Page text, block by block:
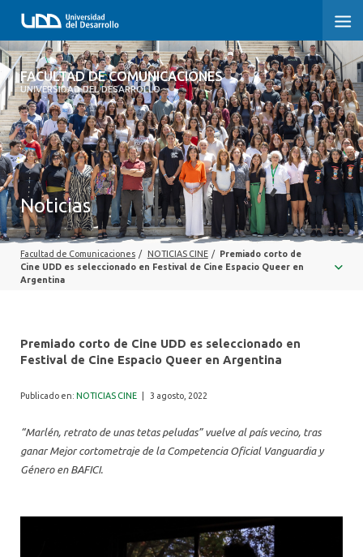
FACULTAD DE COMUNICACIONES
UNIVERSIDAD DEL DESARROLLO
FACULTAD DE COMUNICACIONES
INICIO
SOBRE LA FACULTAD
CARRERAS
POSTGRADOS Y EDUCACIÓN CONTINUA
INVESTIGACIÓN
ALUMNI
Noticias
Facultad de Comunicaciones / NOTICIAS CINE / Premiado corto de
Cine UDD es seleccionado en Festival de Cine Espacio Queer en
Argentina
Premiado corto de Cine UDD es seleccionado en
Festival de Cine Espacio Queer en Argentina
Publicado en: NOTICIAS CINE 3 agosto, 2022
“Marlén, retrato de unas tetas peludas” vuelve al país vecino, tras
ganar Mejor cortometraje de la Competencia Oficial Vanguardia y
Género en BAFICI.